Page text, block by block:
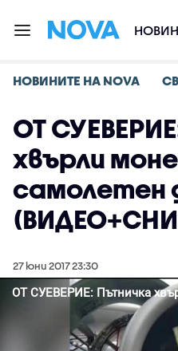
НОВИНИТЕ НА NOVA
ОТ
хвърли
самолетен
27 юни 2017 23:30